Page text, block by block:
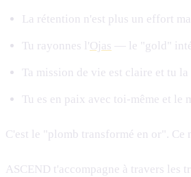
La rétention n'est plus un effort
Tu rayonnes l'Ojas — le "gold"
Ta mission de vie est claire et tu
Tu es en paix avec toi-même et le
C'est le "plomb transformé en or".
ASCEND t'accompagne à travers les